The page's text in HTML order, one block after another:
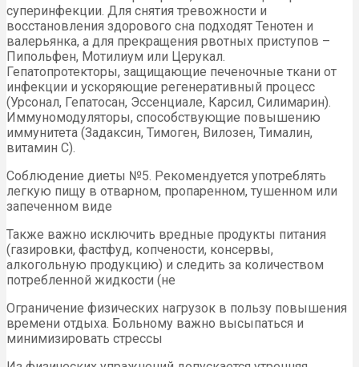
суперинфекции. Для снятия тревожности и
восстановления здорового сна подходят Тенотен и
валерьянка, а для прекращения рвотных приступов –
Пипольфен, Мотилиум или Церукал.
Гепатопротекторы, защищающие печеночные ткани от
инфекции и ускоряющие регенеративный процесс
(Урсонал, Гепатосан, Эссенциале, Карсил, Силимарин).
Иммуномодуляторы, способствующие повышению
иммунитета (Задаксин, Тимоген, Вилозен, Тималин,
витамин С).
Соблюдение диеты №5. Рекомендуется употреблять
легкую пищу в отварном, пропаренном, тушенном или
запеченном виде
Также важно исключить вредные продукты питания
(газировки, фастфуд, копчености, консервы,
алкогольную продукцию) и следить за количеством
потребленной жидкости (не
Ограничение физических нагрузок в пользу повышения
времени отдыха. Больному важно высыпаться и
минимизировать стрессы